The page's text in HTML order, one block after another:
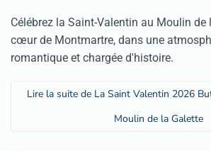
Célébrez la Saint-Valentin au Moulin de
cœur de Montmartre, dans une
romantique et chargée d'histoire.
Lire la suite de La Saint Valentin 2026
Moulin de la Galette